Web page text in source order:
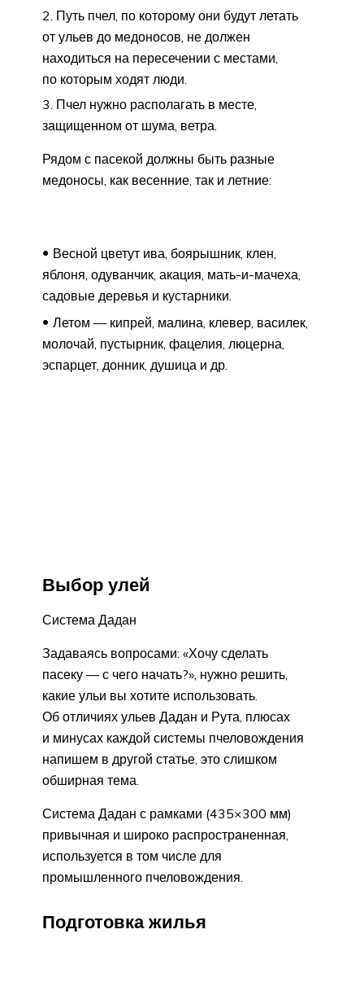
Путь пчел, по которому они будут летать
от ульев до медоносов, не должен
находиться на пересечении с местами,
по которым ходят люди.
Пчел нужно располагать в месте,
защищенном от шума, ветра.
Рядом с пасекой должны быть разные
медоносы, как весенние, так и летние:
Весной цветут ива, боярышник, клен,
яблоня, одуванчик, акация, мать-и-мачеха,
садовые деревья и кустарники.
Летом — кипрей, малина, клевер, василек,
молочай, пустырник, фацелия, люцерна,
эспарцет, донник, душица и др.
Выбор улей
Система Дадан
Задаваясь вопросами: «Хочу сделать
пасеку — с чего начать?», нужно решить,
какие ульи вы хотите использовать.
Об отличиях ульев Дадан и Рута, плюсах
и минусах каждой системы пчеловождения
напишем в другой статье, это слишком
обширная тема.
Система Дадан с рамками (435×300 мм)
привычная и широко распространенная,
используется в том числе для
промышленного пчеловождения.
Подготовка жилья